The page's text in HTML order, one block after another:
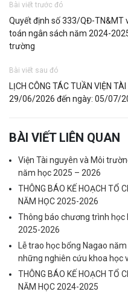
Bài viết trước đó
Quyết định số 333/QĐ-TN&MT
toán ngân sách năm 2024-
trường
Bài viết sau đó
LỊCH CÔNG TÁC TUẦN VIỆN
29/06/2026 đến ngày: 05/07/
BÀI VIẾT LIÊN QUAN
Viện Tài nguyên và Môi
năm học 2025 – 2026
THÔNG BÁO KẾ HOẠCH TỔ
NĂM HỌC 2025-2026
Thông báo chương trình học
2025-2026
Lễ trao học bổng Nagao
những nghiên cứu khoa học
THÔNG BÁO KẾ HOẠCH TỔ
NĂM HỌC 2024-2025